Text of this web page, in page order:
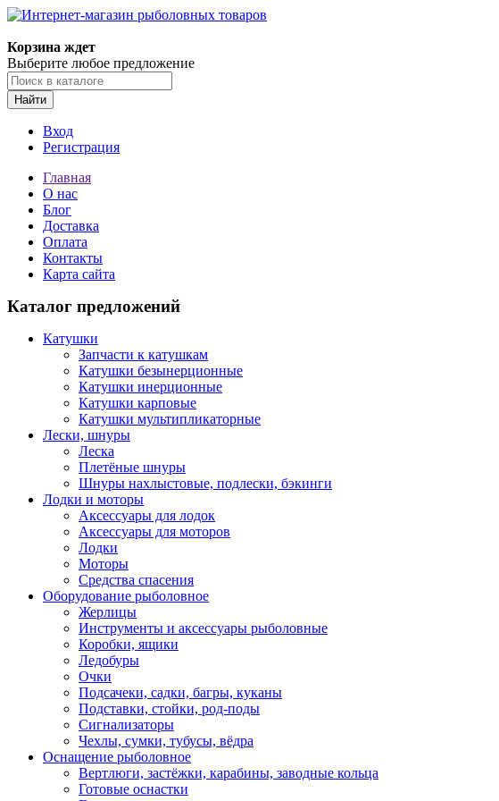
Корзина ждет
Выберите любое предложение
Найти
Вход
Регистрация
Главная
О нас
Блог
Доставка
Оплата
Контакты
Карта сайта
Каталог предложений
Катушки
Запчасти к катушкам
Катушки безынерционные
Катушки инерционные
Катушки карповые
Катушки мультипликаторные
Лески, шнуры
Леска
Плетёные шнуры
Шнуры нахлыстовые, подлески, бэкинги
Лодки и моторы
Аксессуары для лодок
Аксессуары для моторов
Лодки
Моторы
Средства спасения
Оборудование рыболовное
Жерлицы
Инструменты и аксессуары рыболовные
Коробки, ящики
Ледобуры
Очки
Подсачеки, садки, багры, куканы
Подставки, стойки, род-поды
Сигнализаторы
Чехлы, сумки, тубусы, вёдра
Оснащение рыболовное
Вертлюги, застёжки, карабины, заводные кольца
Готовые оснастки